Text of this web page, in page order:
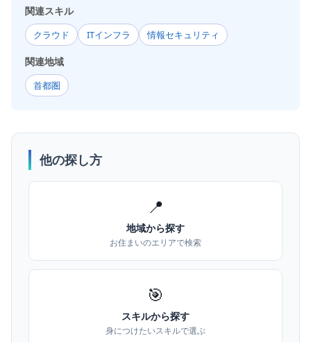
関連スキル
クラウド ITインフラ 情報セキュリティ
関連地域
首都圏
他の探し方
📍
地域から探す
お住まいのエリアで検索
🎯
スキルから探す
身につけたいスキルで選ぶ